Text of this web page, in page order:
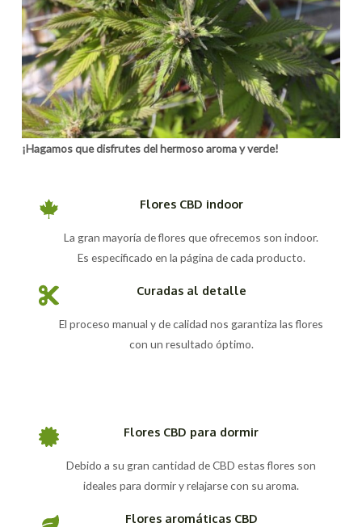
¡Hagamos que disfrutes del hermoso aroma y verde!
Flores CBD indoor
La gran mayoría de flores que ofrecemos son indoor.
Es especificado en la página de cada producto.
Curadas al detalle
El proceso manual y de calidad nos garantiza las flores
con un resultado óptimo.
Flores CBD para dormir
Debido a su gran cantidad de CBD estas flores son
ideales para dormir y relajarse con su aroma.
Flores aromáticas CBD